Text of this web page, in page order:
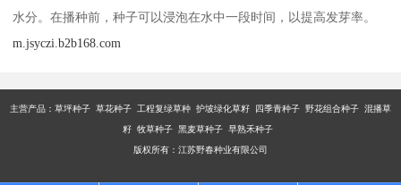
水分。在播种前，种子可以浸泡在水中一段时间，以提高发芽率。
m.jsyczi.b2b168.com
主营产品： 草坪种子 草花种子 工程复绿草种 护坡绿化草籽 四季青种子 野花组合种子 混播草
籽 牧草种子 黑麦草种子 早熟禾种子
版权所有：江苏野春种业有限公司